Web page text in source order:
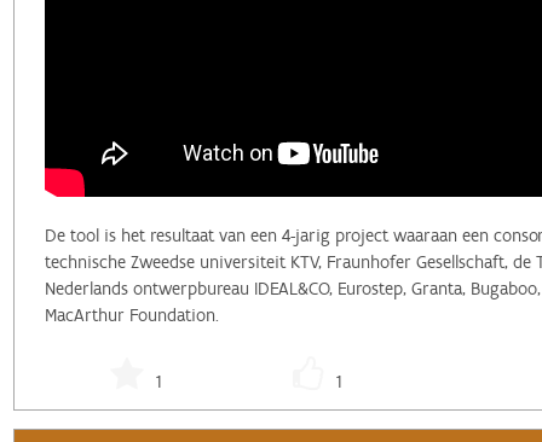
De tool is het resultaat van een 4-jarig project waaraan een
technische Zweedse universiteit KTV, Fraunhofer Gesellschaft, de
Nederlands ontwerpbureau IDEAL&CO, Eurostep, Granta,
MacArthur Foundation.
1 1